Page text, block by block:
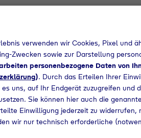
verwenden wir Cookies, Pixel und
Zwecken sowie zur Darstellung
personenbezogene Daten von
). Durch das Erteilen Ihrer
uns, auf Ihr Endgerät zuzugreifen
Sie können hier auch die
Einwilligung jederzeit zu widerrufen,
wir nur technisch erforderliche